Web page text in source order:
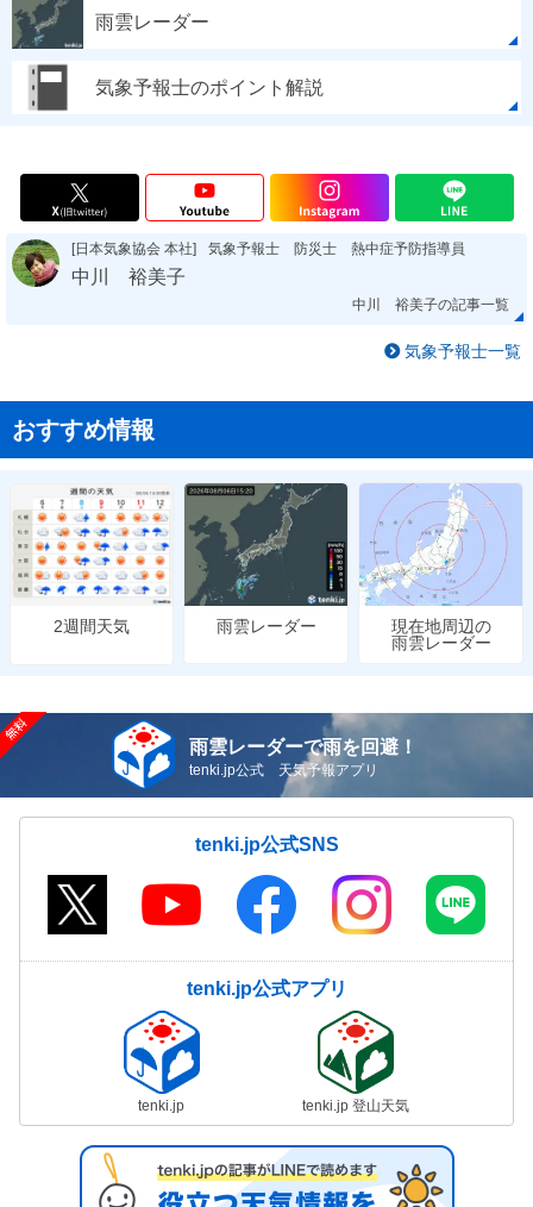
雨雲レーダー
気象予報士のポイント解説
[日本気象協会 本社] 気象予報士 防災士 熱中症予防指導員
中川 裕美子
中川 裕美子の記事一覧
気象予報士一覧
おすすめ情報
2週間天気 雨雲レーダー
現在地周辺の
雨雲レーダー
雨雲レーダーで雨を回避！
tenki.jp公式 天気予報アプリ
tenki.jp公式SNS
tenki.jp公式アプリ
tenki.jp tenki.jp 登山天気